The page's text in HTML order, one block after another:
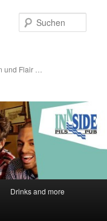
und Flair …
Drinks and more